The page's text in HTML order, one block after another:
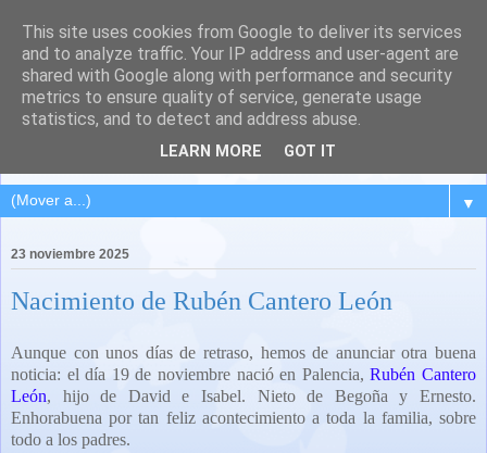
QUINTANA DEL PUENTE
(Palencia)
Pueblo del Cerrato palentino
▼
23 noviembre 2025
Nacimiento de Rubén Cantero León
Aunque con unos días de retraso, hemos de anunciar otra buena
noticia: el día 19 de noviembre nació en Palencia,Rubén Cantero
León, hijo de David e Isabel. Nieto de Begoña y Ernesto.
Enhorabuena por tan feliz acontecimiento a toda la familia, sobre
todo a los padres.
This site uses cookies from Google to deliver its services
and to analyze traffic. Your IP address and user-agent are
shared with Google along with performance and security
metrics to ensure quality of service, generate usage
statistics, and to detect and address abuse.
LEARN MORE GOT IT